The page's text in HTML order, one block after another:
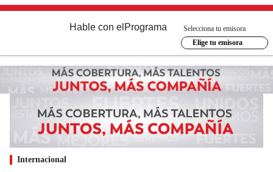
Hable con el Programa
Selecciona tu emisora
Elige tu emisora
Internacional